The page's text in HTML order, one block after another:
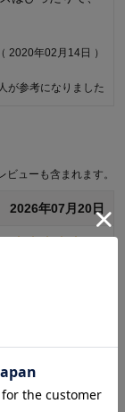
2020年02月14日 ）
が参考になりました
そうなると、
大き目になって
うございます。
高い商品をお届
ューも含まれます。
2026年07月20日